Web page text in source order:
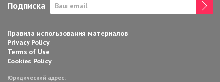
Подписка
Правила использования материалов
Privacy Policy
Terms of Use
Cookies Policy
Юридический адрес: